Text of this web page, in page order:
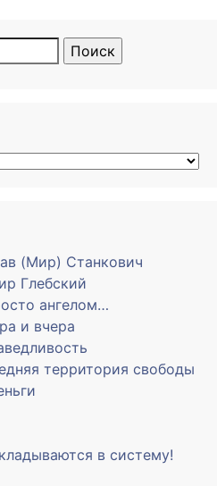
(Мир) Станкович
Глебский
ангелом…
и вчера
территория свободы
в систему!